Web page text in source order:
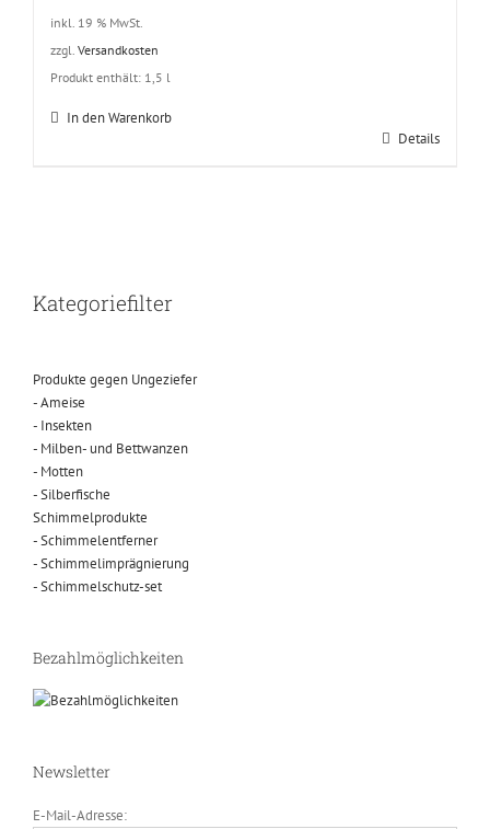
inkl. 19 % MwSt.
zzgl. Versandkosten
Produkt enthält: 1,5 l
In den Warenkorb
Details
Kategoriefilter
Produkte gegen Ungeziefer
- Ameise
- Insekten
- Milben- und Bettwanzen
- Motten
- Silberfische
Schimmelprodukte
- Schimmelentferner
- Schimmelimprägnierung
- Schimmelschutz-set
Bezahlmöglichkeiten
Newsletter
E-Mail-Adresse: